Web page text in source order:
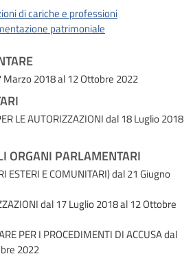
di cariche e professioni
patrimoniale
Marzo 2018 al 12 Ottobre 2022
LE AUTORIZZAZIONIdal 18 Luglio 2018
ORGANI PARLAMENTARI
ESTERI E COMUNITARI)dal 21 Giugno
dal 17 Luglio 2018 al 12 Ottobre
PER I PROCEDIMENTI DI ACCUSAdal
2022